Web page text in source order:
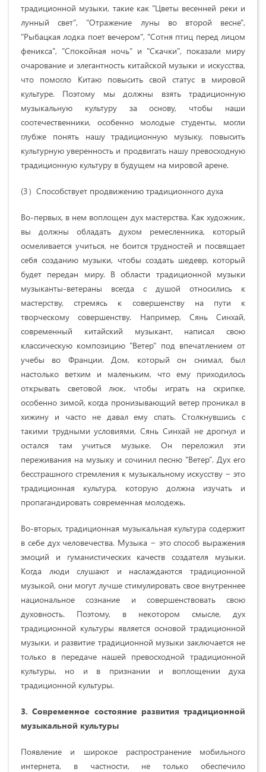
традиционной музыки, такие как "Цветы весенней реки и
лунный свет", "Отражение луны во второй весне",
"Рыбацкая лодка поет вечером", "Сотня птиц перед лицом
феникса", "Спокойная ночь" и "Скачки", показали миру
очарование и элегантность китайской музыки и искусства,
что помогло Китаю повысить свой статус в мировой
культуре. Поэтому мы должны взять традиционную
музыкальную культуру за основу, чтобы наши
соотечественники, особенно молодые студенты, могли
глубже понять нашу традиционную музыку, повысить
культурную уверенность и продвигать нашу превосходную
традиционную культуру в будущем на мировой арене.
(3）Способствует продвижению традиционного духа
Во-первых, в нем воплощен дух мастерства. Как художник,
вы должны обладать духом ремесленника, который
осмеливается учиться, не боится трудностей и посвящает
себя созданию музыки, чтобы создать шедевр, который
будет передан миру. В области традиционной музыки
музыканты-ветераны всегда с душой относились к
мастерству, стремясь к совершенству на пути к
творческому совершенству. Например, Сянь Синхай,
современный китайский музыкант, написал свою
классическую композицию "Ветер" под впечатлением от
учебы во Франции. Дом, который он снимал, был
настолько ветхим и маленьким, что ему приходилось
открывать световой люк, чтобы играть на скрипке,
особенно зимой, когда пронизывающий ветер проникал в
хижину и часто не давал ему спать. Столкнувшись с
такими трудными условиями, Сянь Синхай не дрогнул и
остался там учиться музыке. Он переложил эти
переживания на музыку и сочинил песню "Ветер". Дух его
бесстрашного стремления к музыкальному искусству − это
традиционная культура, которую должна изучать и
пропагандировать современная молодежь.
Во-вторых, традиционная музыкальная культура содержит
в себе дух человечества. Музыка − это способ выражения
эмоций и гуманистических качеств создателя музыки.
Когда люди слушают и наслаждаются традиционной
музыкой, они могут лучше стимулировать свое внутреннее
национальное сознание и совершенствовать свою
духовность. Поэтому, в некотором смысле, дух
традиционной культуры является основой традиционной
музыки, и развитие традиционной музыки заключается не
только в передаче нашей превосходной традиционной
культуры, но и в признании и воплощении духа
традиционной культуры.
3. Современное состояние развития традиционной
музыкальной культуры
Появление и широкое распространение мобильного
интернета, в частности, не только обеспечило